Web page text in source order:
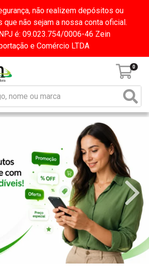
não realizem depósitos ou
que não sejam a nossa conta oficial.
é: 09.023.754/0006-46 Zein
e Comércio LTDA
0